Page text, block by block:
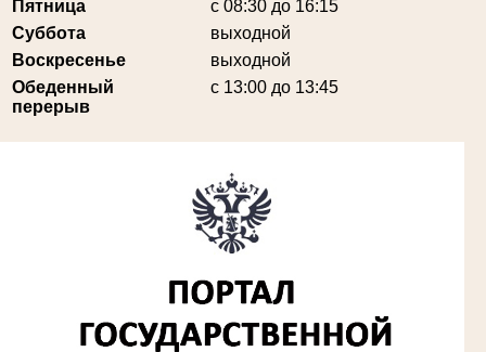
Пятница
с 08:30 до 16:15
Суббота
выходной
Воскресенье
выходной
Обеденный
перерыв
с 13:00 до 13:45